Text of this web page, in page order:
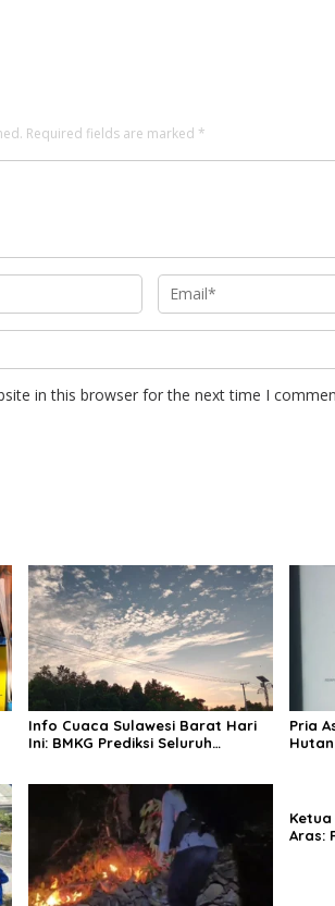
Required fields are marked *
in this browser for the next time I
Info Cuaca Sulawesi Barat Hari
Ini: BMKG Prediksi Seluruh
Pria
Ketua
Aras: